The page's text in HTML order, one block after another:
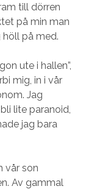
till dörren
på min man
på med.
ute i hallen”,
mig, in i vår
Jag
lite paranoid,
jag bara
vår son
Av gammal